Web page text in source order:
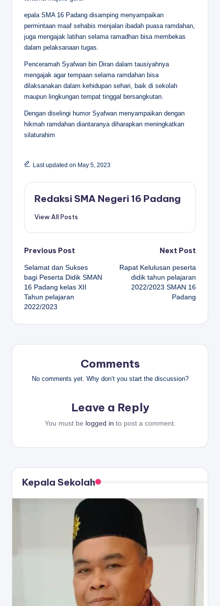
epala SMA 16 Padang disamping menyampaikan
permintaan maaf sehabis menjalan ibadah puasa ramdahan,
juga mengajak latihan selama ramadhan bisa membekas
dalam pelaksanaan tugas.
Penceramah Syafwan bin Diran dalam tausiyahnya
mengajak agar tempaan selama ramdahan bisa
dilaksanakan dalam kehidupan sehari, baik di sekolah
maupun lingkungan tempat tinggal bersangkutan.
Dengan diselingi humor Syafwan menyampaikan dengan
hikmah ramdahan diantaranya diharapkan meningkatkan
silaturahim
Last updated on May 5, 2023
Redaksi SMA Negeri 16 Padang
View All Posts
Post
navigation
Previous Post
Selamat dan Sukses
bagi Peserta Didik SMAN
16 Padang kelas XII
Tahun pelajaran
2022/2023
Next Post
Rapat Kelulusan peserta
didik tahun pelajaran
2022/2023 SMAN 16
Padang
Comments
No comments yet. Why don’t you start the discussion?
Leave a Reply
You must be logged in to post a comment.
Kepala Sekolah